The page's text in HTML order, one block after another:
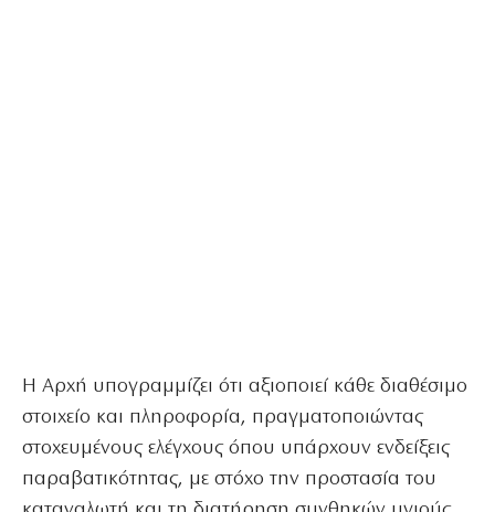
Η Αρχή υπογραμμίζει ότι αξιοποιεί κάθε διαθέσιμο
στοιχείο και πληροφορία, πραγματοποιώντας
στοχευμένους ελέγχους όπου υπάρχουν ενδείξεις
παραβατικότητας, με στόχο την προστασία του